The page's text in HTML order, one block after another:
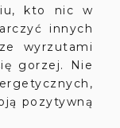
kto nic w
innych
wyrzutami
gorzej. Nie
pozytywną